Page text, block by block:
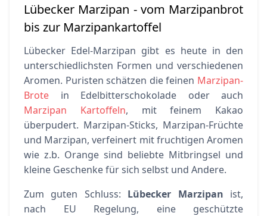
Lübecker Marzipan - vom Marzipanbrot
bis zur Marzipankartoffel
Lübecker Edel-Marzipan gibt es heute in den
unterschiedlichsten Formen und verschiedenen
Aromen. Puristen schätzen die feinen Marzipan-
Brote in Edelbitterschokolade oder auch
Marzipan Kartoffeln, mit feinem Kakao
überpudert. Marzipan-Sticks, Marzipan-Früchte
und Marzipan, verfeinert mit fruchtigen Aromen
wie z.b. Orange sind beliebte Mitbringsel und
kleine Geschenke für sich selbst und Andere.
Zum guten Schluss: Lübecker Marzipan ist,
nach EU Regelung, eine geschützte